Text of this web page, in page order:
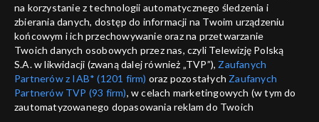
ANULUJ
informacje o dostawcy usług
na korzystanie z technologii automatycznego śledzenia i
zbierania danych, dostęp do informacji na Twoim urządzeniu
końcowym i ich przechowywanie oraz na przetwarzanie
Twoich danych osobowych przez nas, czyli Telewizję Polską
S.A. w likwidacji (zwaną dalej również „TVP”), Zaufanych
Partnerów z IAB* (1201 firm) oraz pozostałych Zaufanych
Partnerów TVP (93 firm), w celach marketingowych (w tym do
zautomatyzowanego dopasowania reklam do Twoich